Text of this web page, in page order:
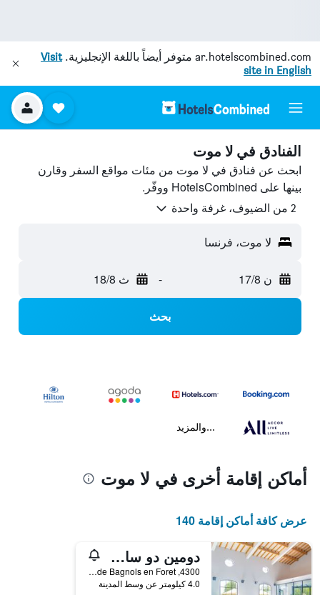
ar.hotelscombined.com متوفر أيضاً باللغة الإنجليزية.Visit
site in English
الفنادق في لا موت
ابحث عن فنادق في لا موت من مئات مواقع السفر وقارن
بينها على HotelsCombined ووفّر.
2 من الضيوف، غرفة واحدة
لا موت، فرنسا
ن 17/8 - ث 18/8
بحث
...والمزيد
أماكن إقامة أخرى في لا موت
عرض كافة أماكن إقامة 140
دومين دو سان إندريول جولف آند سبا ريزورت
4300, Route de Bagnols en Foret, لا موت, إقليم فار, فرنسا
4.0 كيلومتر عن وسط المدينة